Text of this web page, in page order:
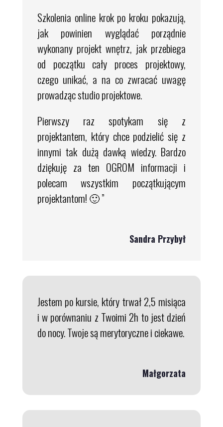
Szkolenia online krok po kroku pokazują,
jak powinien wyglądać porządnie
wykonany projekt wnętrz, jak przebiega
od początku cały proces projektowy,
czego unikać, a na co zwracać uwagę
prowadząc studio projektowe.
Pierwszy raz spotykam się z
projektantem, który chce podzielić się z
innymi tak dużą dawką wiedzy. Bardzo
dziękuję za ten OGROM informacji i
polecam wszystkim początkującym
projektantom! 🙂 ”
Sandra Przybył
Jestem po kursie, który trwał 2,5 misiąca
i w porównaniu z Twoimi 2h to jest dzień
do nocy. Twoje są merytoryczne i ciekawe.
Małgorzata